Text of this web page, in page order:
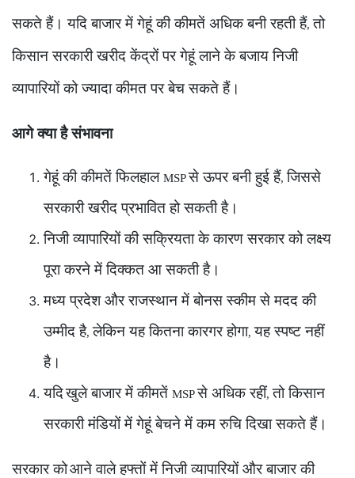
सकते हैं। यदि बाजार में गेहूं की कीमतें अधिक बनी रहती हैं,तो
किसान सरकारी खरीद केंद्रों पर गेहूं लाने के बजाय निजी
व्यापारियों को ज्यादा कीमत पर बेच सकते हैं।
आगे क्या है संभावना
गेहूं की कीमतें फिलहाल MSPसे ऊपर बनी हुई हैं,जिससे
सरकारी खरीद प्रभावित हो सकती है।
निजी व्यापारियों की सक्रियता के कारण सरकार को लक्ष्य
पूरा करने में दिक्कत आ सकती है।
मध्य प्रदेश और राजस्थान में बोनस स्कीम से मदद की
उम्मीद है,लेकिन यह कितना कारगर होगा,यह स्पष्ट नहीं
है।
यदिखुले बाजार में कीमतें MSPसे अधिक रहीं,तो किसान
सरकारी मंडियों में गेहूं बेचने में कम रुचि दिखा सकते हैं।
सरकार कोआने वाले हफ्तों में निजी व्यापारियों और बाजार की